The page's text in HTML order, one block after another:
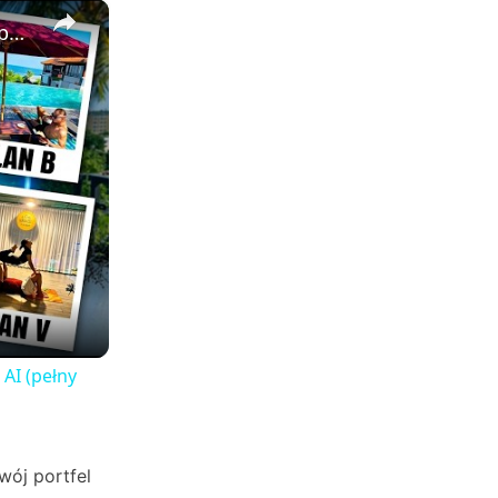
×
Jak stworzyłem wirusowe wideo Plan A Plan B w pętli z pomocą AI (pełny poradnik FlexClip)
(pełny
portfel